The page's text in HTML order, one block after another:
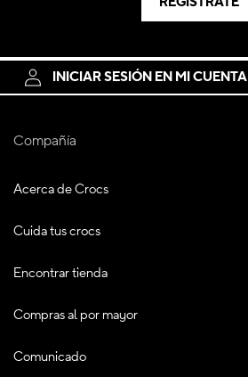
INICIAR SESIÓN EN MI CUENTA
Compañía
Acerca de Crocs
Cuida tus crocs
Encontrar tienda
Compras al por mayor
Comunicado